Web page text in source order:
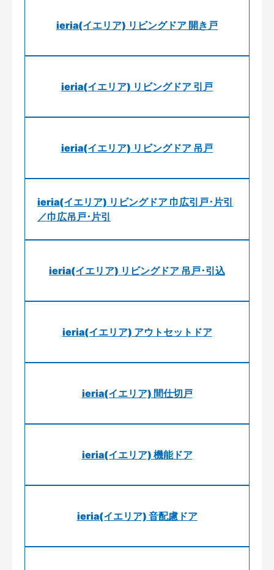
ieria(イエリア) リビングドア 開き戸
ieria(イエリア) リビングドア 引戸
ieria(イエリア) リビングドア 吊戸
ieria(イエリア) リビングドア 巾広引戸･片引
／巾広吊戸･片引
ieria(イエリア) リビングドア 吊戸･引込
ieria(イエリア) アウトセットドア
ieria(イエリア) 間仕切戸
ieria(イエリア) 機能ドア
ieria(イエリア) 音配慮ドア